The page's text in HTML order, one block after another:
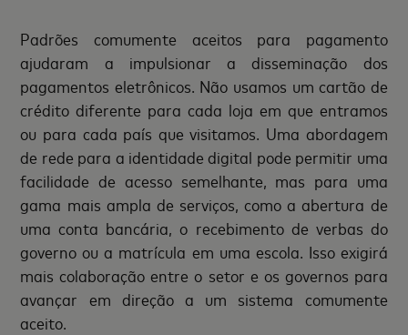
Padrões comumente aceitos para pagamento
ajudaram a impulsionar a disseminação dos
pagamentos eletrônicos. Não usamos um cartão de
crédito diferente para cada loja em que entramos
ou para cada país que visitamos. Uma abordagem
de rede para a identidade digital pode permitir uma
facilidade de acesso semelhante, mas para uma
gama mais ampla de serviços, como a abertura de
uma conta bancária, o recebimento de verbas do
governo ou a matrícula em uma escola. Isso exigirá
mais colaboração entre o setor e os governos para
avançar em direção a um sistema comumente
aceito.